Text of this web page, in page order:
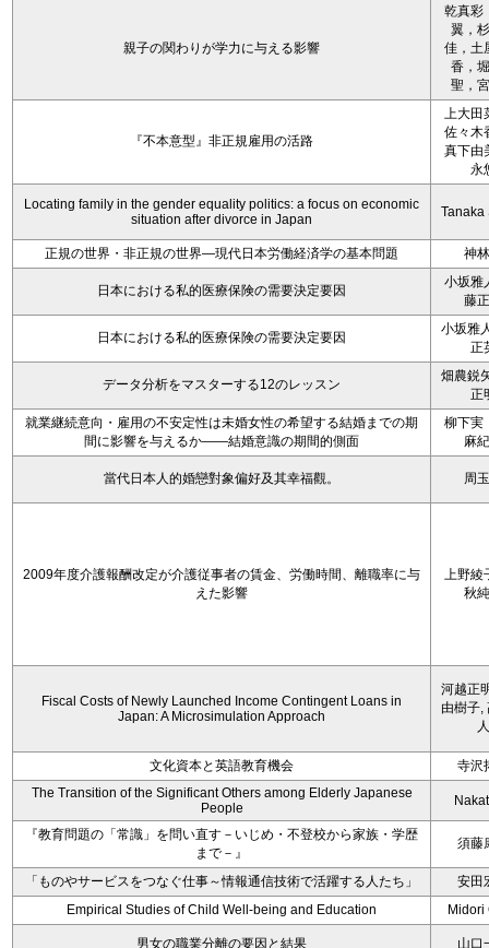
親子の関わりが学力に与える影響
乾真彩
翼，
佳，土
香，
聖，
『不本意型』非正規雇用の活路
上大田
佐々木
真下由
永
Locating family in the gender equality politics: a focus on economic
situation after divorce in Japan
Tanaka
正規の世界・非正規の世界―現代日本労働経済学の基本問題 神
日本における私的医療保険の需要決定要因
小坂雅
藤
日本における私的医療保険の需要決定要因
小坂雅
正
データ分析をマスターする12のレッスン
畑農鋭
正
就業継続意向・雇用の不安定性は未婚女性の希望する結婚までの期
間に影響を与えるか――結婚意識の期間的側面
柳下実
麻
當代日本人的婚戀對象偏好及其幸福觀。 周
2009年度介護報酬改定が介護従事者の賃金、労働時間、離職率に与
えた影響
上野綾
秋
Fiscal Costs of Newly Launched Income Contingent Loans in
Japan: A Microsimulation Approach
河越正
由樹子,
人
文化資本と英語教育機会
寺沢
The Transition of the Significant Others among Elderly Japanese
People
『教育問題の「常識」を問い直す－いじめ・不登校から家族・学歴
まで－』
須藤
「ものやサービスをつなぐ仕事～情報通信技術で活躍する人たち」
安田
Empirical Studies of Child Well-being and Education
Midori
男女の職業分離の要因と結果 山口